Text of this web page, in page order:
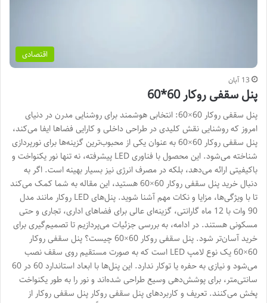
اقتصادی
13 آبان
پنل سقفی روکار 60*60
پنل سقفی روکار 60×60: انتخابی هوشمند برای روشنایی مدرن در دنیای
امروز که روشنایی نقش کلیدی در طراحی داخلی و کارایی فضاها ایفا می‌کند،
پنل سقفی روکار 60×60 به عنوان یکی از محبوب‌ترین گزینه‌ها برای نورپردازی
شناخته می‌شود. این محصول با فناوری LED پیشرفته، نه تنها نور یکنواخت و
باکیفیتی ارائه می‌دهد، بلکه در مصرف انرژی نیز بسیار بهینه است. اگر به
دنبال خرید پنل سقفی روکار 60×60 هستید، این مقاله به شما کمک می‌کند
تا با ویژگی‌ها، مزایا و نکات مهم آشنا شوید. پنل‌های LED روکار مانند مدل
90 وات با 12 ماه گارانتی، گزینه‌ای عالی برای فضاهای اداری، تجاری و حتی
مسکونی هستند. در ادامه، به بررسی جزئیات می‌پردازیم تا تصمیم‌گیری برای
خرید آسان‌تر شود. پنل سقفی روکار 60×60 چیست؟ پنل سقفی روکار
60×60 یک نوع لامپ LED است که به صورت مستقیم روی سقف نصب
می‌شود و نیازی به حفره یا توکار ندارد. این پنل‌ها با ابعاد استاندارد 60 در 60
سانتی‌متر، برای پوشش‌دهی وسیع طراحی شده‌اند و نور را به طور یکنواخت
پخش می‌کنند. تعریف و کاربردهای پنل سقفی روکار پنل سقفی روکار از